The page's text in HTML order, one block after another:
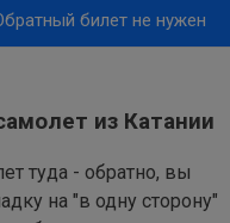
билет не нужен
из Катании
туда - обратно, вы
на "в одну сторону"